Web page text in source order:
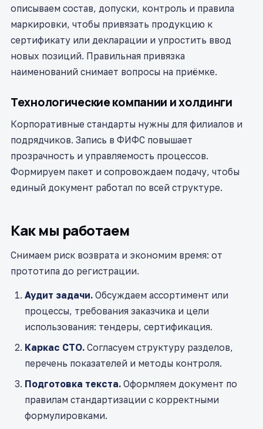
описываем состав, допуски, контроль и правила
маркировки, чтобы привязать продукцию к
сертификату или декларации и упростить ввод
новых позиций. Правильная привязка
наименований снимает вопросы на приёмке.
Технологические компании и холдинги
Корпоративные стандарты нужны для филиалов и
подрядчиков. Запись в ФИФС повышает
прозрачность и управляемость процессов.
Формируем пакет и сопровождаем подачу, чтобы
единый документ работал по всей структуре.
Как мы работаем
Снимаем риск возврата и экономим время: от
прототипа до регистрации.
Аудит задачи. Обсуждаем ассортимент или
процессы, требования заказчика и цели
использования: тендеры, сертификация.
Каркас СТО. Согласуем структуру разделов,
перечень показателей и методы контроля.
Подготовка текста. Оформляем документ по
правилам стандартизации с корректными
формулировками.